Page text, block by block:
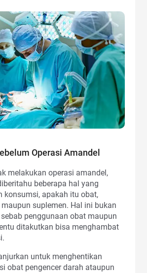
Operasi Amandel
melakukan operasi amandel,
beberapa hal yang
konsumsi, apakah itu obat,
suplemen. Hal ini bukan
penggunaan obat maupun
ditakutkan bisa menghambat
untuk menghentikan
obat pengencer darah ataupun